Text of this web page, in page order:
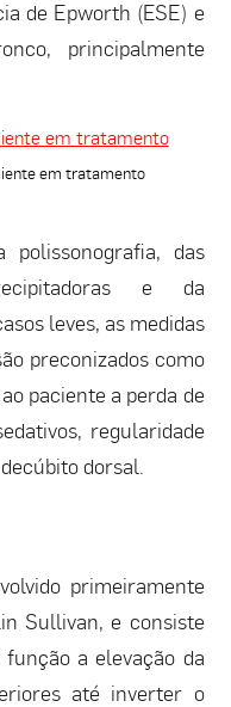
de Epworth (ESE) e
principalmente
em tratamento
das
e da
leves, as medidas
preconizados como
paciente a perda de
regularidade
dorsal.
primeiramente
Sullivan, e consiste
a elevação da
até inverter o